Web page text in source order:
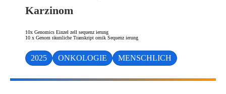
Karzinom
10x Genomics Einzel zell sequenz ierung
10 x Genom räumliche Transkript omik Sequenz ierung
2025 ONKOLOGIE MENSCHLICH